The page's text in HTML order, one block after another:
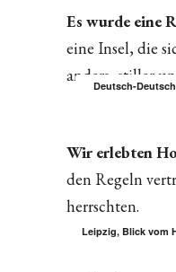
Es wurde eine
eine Insel, die
anders, stiller
Deutsch-
Wir erlebten
den Regeln
herrschten.
Leipzig, Blick vom